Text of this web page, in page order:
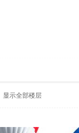
显示全部楼层